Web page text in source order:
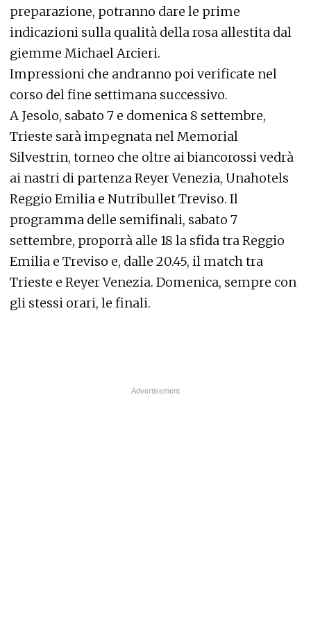
preparazione, potranno dare le prime
indicazioni sulla qualità della rosa allestita dal
giemme Michael Arcieri.
Impressioni che andranno poi verificate nel
corso del fine settimana successivo.
A Jesolo, sabato 7 e domenica 8 settembre,
Trieste sarà impegnata nel Memorial
Silvestrin, torneo che oltre ai biancorossi vedrà
ai nastri di partenza Reyer Venezia, Unahotels
Reggio Emilia e Nutribullet Treviso. Il
programma delle semifinali, sabato 7
settembre, proporrà alle 18 la sfida tra Reggio
Emilia e Treviso e, dalle 20.45, il match tra
Trieste e Reyer Venezia. Domenica, sempre con
gli stessi orari, le finali.